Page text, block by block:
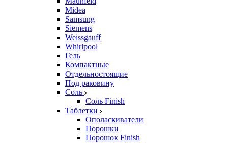
Midea
Samsung
Siemens
Weissgauff
Whirlpool
Гель
Компактные
Отдельностоящие
Под раковину
Соль
Соль Finish
Таблетки
Ополаскиватели
Порошки
Порошок Finish